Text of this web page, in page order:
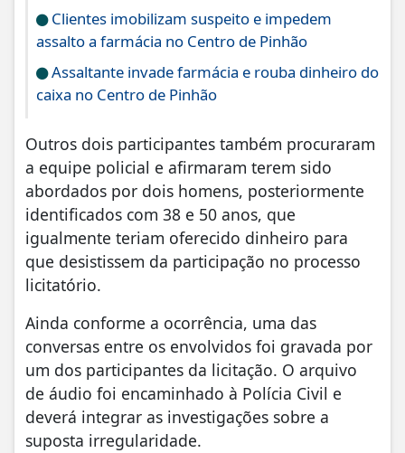
Clientes imobilizam suspeito e impedem
assalto a farmácia no Centro de Pinhão
Assaltante invade farmácia e rouba dinheiro do
caixa no Centro de Pinhão
Outros dois participantes também procuraram
a equipe policial e afirmaram terem sido
abordados por dois homens, posteriormente
identificados com 38 e 50 anos, que
igualmente teriam oferecido dinheiro para
que desistissem da participação no processo
licitatório.
Ainda conforme a ocorrência, uma das
conversas entre os envolvidos foi gravada por
um dos participantes da licitação. O arquivo
de áudio foi encaminhado à Polícia Civil e
deverá integrar as investigações sobre a
suposta irregularidade.